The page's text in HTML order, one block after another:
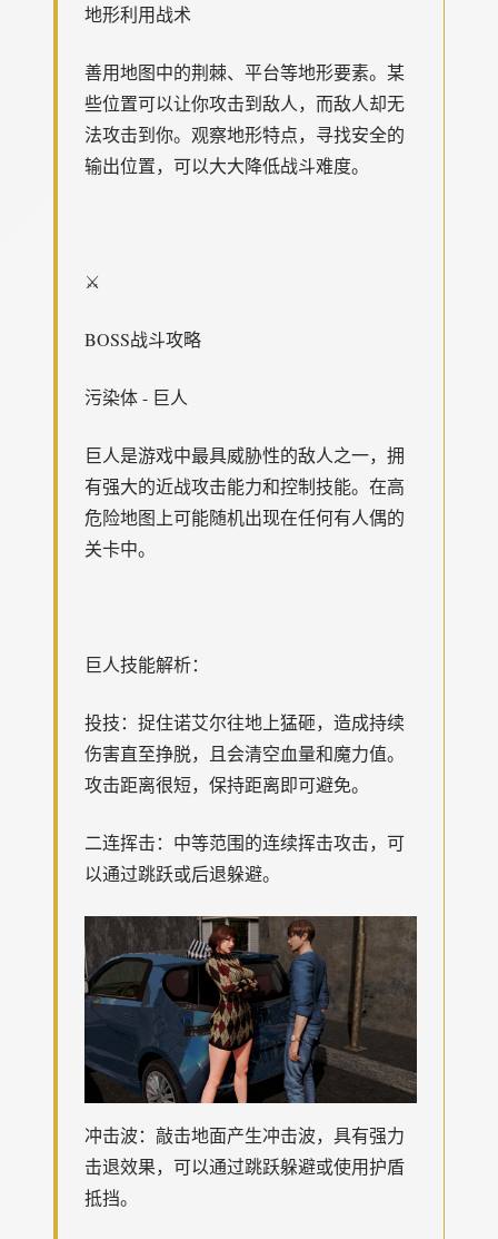
地形利用战术
善用地图中的荆棘、平台等地形要素。某
些位置可以让你攻击到敌人，而敌人却无
法攻击到你。观察地形特点，寻找安全的
输出位置，可以大大降低战斗难度。
⚔️
BOSS战斗攻略
污染体 - 巨人
巨人是游戏中最具威胁性的敌人之一，拥
有强大的近战攻击能力和控制技能。在高
危险地图上可能随机出现在任何有人偶的
关卡中。
巨人技能解析：
投技：捉住诺艾尔往地上猛砸，造成持续
伤害直至挣脱，且会清空血量和魔力值。
攻击距离很短，保持距离即可避免。
二连挥击：中等范围的连续挥击攻击，可
以通过跳跃或后退躲避。
冲击波：敲击地面产生冲击波，具有强力
击退效果，可以通过跳跃躲避或使用护盾
抵挡。